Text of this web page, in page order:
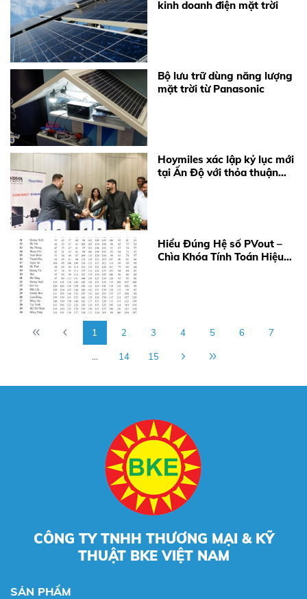
kinh doanh điện mặt trời
Bộ lưu trữ dùng năng lượng
mặt trời từ Panasonic
Hoymiles xác lập kỷ lục mới
tại Ấn Độ với thỏa thuận
Hiểu Đúng Hệ số PVout –
Chìa Khóa Tính Toán Hiệu
1 2 3 4 5 6 7
... 14 15
CÔNG TY TNHH THƯƠNG MẠI & KỸ
THUẬT BKE VIỆT NAM
SẢN PHẨM